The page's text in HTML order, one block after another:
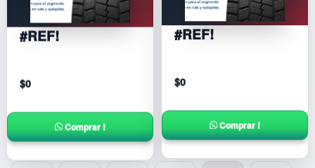
#REF!
$0
Comprar !
#REF!
$0
Comprar !